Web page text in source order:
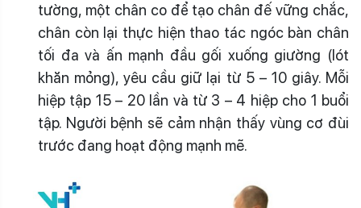
tường, một chân co để tạo chân đế vững chắc,
chân còn lại thực hiện thao tác ngóc bàn chân
tối đa và ấn mạnh đầu gối xuống giường (lót
khăn mỏng), yêu cầu giữ lại từ 5 – 10 giây. Mỗi
hiệp tập 15 – 20 lần và từ 3 – 4 hiệp cho 1 buổi
tập. Người bệnh sẽ cảm nhận thấy vùng cơ đùi
trước đang hoạt động mạnh mẽ.